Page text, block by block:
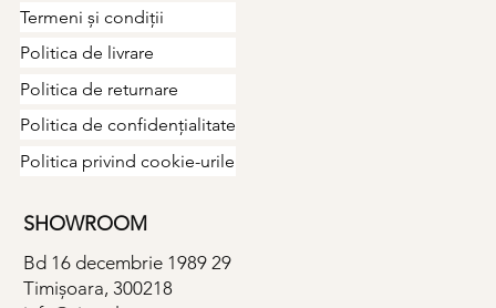
Termeni și condiții
Politica de livrare
Politica de returnare
Politica de confidențialitate
Politica privind cookie-urile
SHOWROOM
Bd 16 decembrie 1989 29
Timișoara, 300218